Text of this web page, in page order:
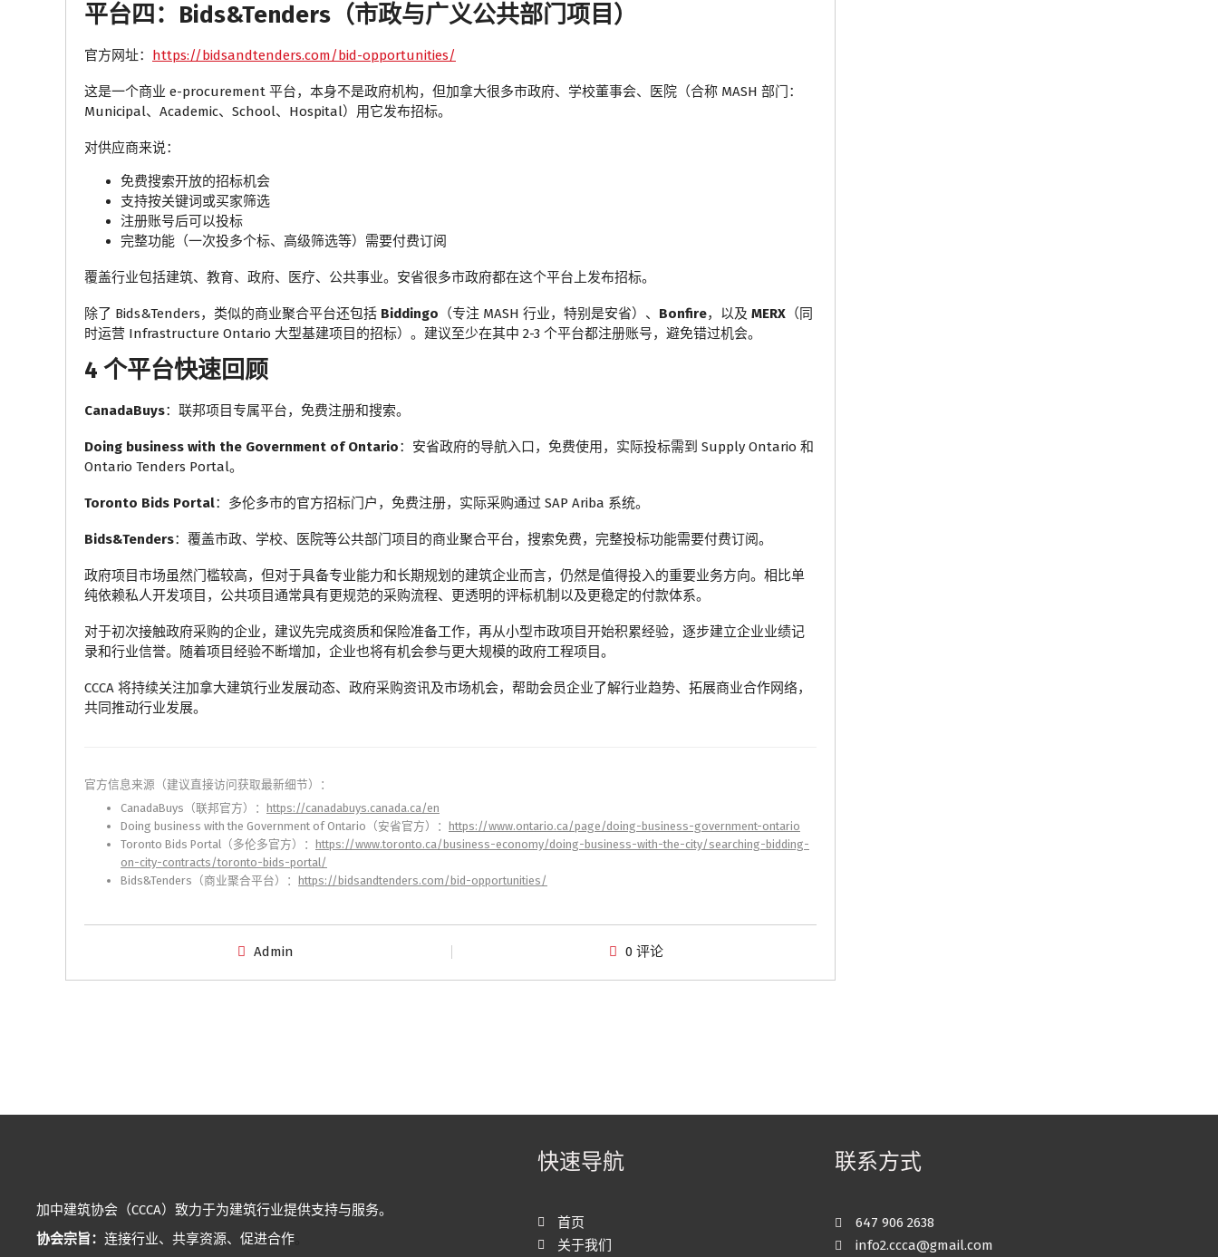
平台四：Bids&Tenders（市政与广义公共部门项目）
官方网址： https://bidsandtenders.com/bid-opportunities/
这是一个商业 e-procurement 平台，本身不是政府机构，但加拿大很多市政府、学校董事会、医院（合称 MASH 部门：
Municipal、Academic、School、Hospital）用它发布招标。
对供应商来说：
免费搜索开放的招标机会
支持按关键词或买家筛选
注册账号后可以投标
完整功能（一次投多个标、高级筛选等）需要付费订阅
覆盖行业包括建筑、教育、政府、医疗、公共事业。安省很多市政府都在这个平台上发布招标。
除了 Bids&Tenders，类似的商业聚合平台还包括 Biddingo （专注 MASH 行业，特别是安省）、 Bonfire，以及 MERX （同
时运营 Infrastructure Ontario 大型基建项目的招标）。建议至少在其中 2-3 个平台都注册账号，避免错过机会。
4 个平台快速回顾
CanadaBuys：联邦项目专属平台，免费注册和搜索。
Doing business with the Government of Ontario：安省政府的导航入口，免费使用，实际投标需到 Supply Ontario 和
Ontario Tenders Portal。
Toronto Bids Portal：多伦多市的官方招标门户，免费注册，实际采购通过 SAP Ariba 系统。
Bids&Tenders：覆盖市政、学校、医院等公共部门项目的商业聚合平台，搜索免费，完整投标功能需要付费订阅。
政府项目市场虽然门槛较高，但对于具备专业能力和长期规划的建筑企业而言，仍然是值得投入的重要业务方向。相比单
纯依赖私人开发项目，公共项目通常具有更规范的采购流程、更透明的评标机制以及更稳定的付款体系。
对于初次接触政府采购的企业，建议先完成资质和保险准备工作，再从小型市政项目开始积累经验，逐步建立企业业绩记
录和行业信誉。随着项目经验不断增加，企业也将有机会参与更大规模的政府工程项目。
CCCA 将持续关注加拿大建筑行业发展动态、政府采购资讯及市场机会，帮助会员企业了解行业趋势、拓展商业合作网络，
共同推动行业发展。
官方信息来源（建议直接访问获取最新细节）：
CanadaBuys（联邦官方）： https://canadabuys.canada.ca/en
Doing business with the Government of Ontario（安省官方）： https://www.ontario.ca/page/doing-business-government-ontario
Toronto Bids Portal（多伦多官方）： https://www.toronto.ca/business-economy/doing-business-with-the-city/searching-bidding-
on-city-contracts/toronto-bids-portal/
Bids&Tenders（商业聚合平台）： https://bidsandtenders.com/bid-opportunities/
Admin 0 评论
加中建筑协会（CCCA）致力于为建筑行业提供支持与服务。
协会宗旨： 连接行业、共享资源、促进合作
快速导航
首页
关于我们
联系方式
647 906 2638
info2.ccca@gmail.com